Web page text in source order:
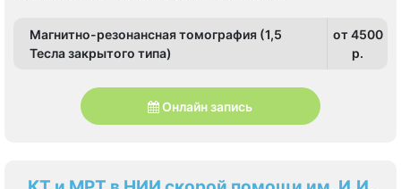
Магнитно-резонансная томография (1,5
Тесла закрытого типа)
от 4500
p.
Онлайн запись